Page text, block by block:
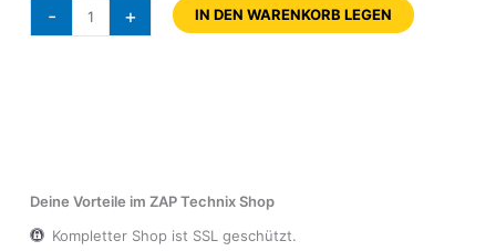
- + IN DEN WARENKORB LEGEN
Deine Vorteile im ZAP Technix Shop
Kompletter Shop ist SSL geschützt.